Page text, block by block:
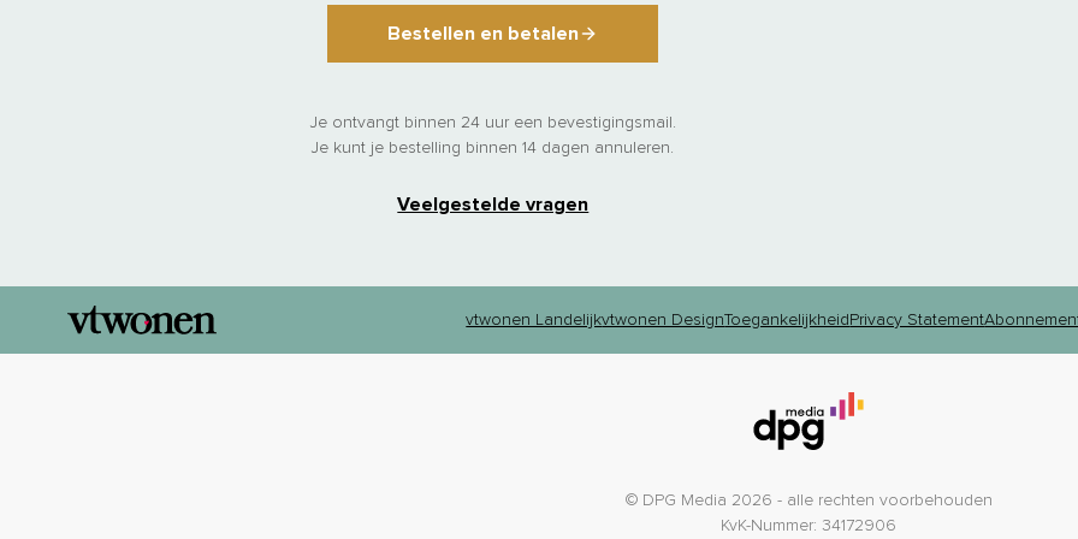
Bestellen en betalen
Je ontvangt binnen 24 uur een bevestigingsmail.
Je kunt je bestelling binnen 14 dagen annuleren.
Veelgestelde vragen
vtwonen Landelijkvtwonen DesignToegankelijkheidPrivacy Statement
© DPG Media 2026 - alle rechten voorbehouden
KvK-Nummer: 34172906